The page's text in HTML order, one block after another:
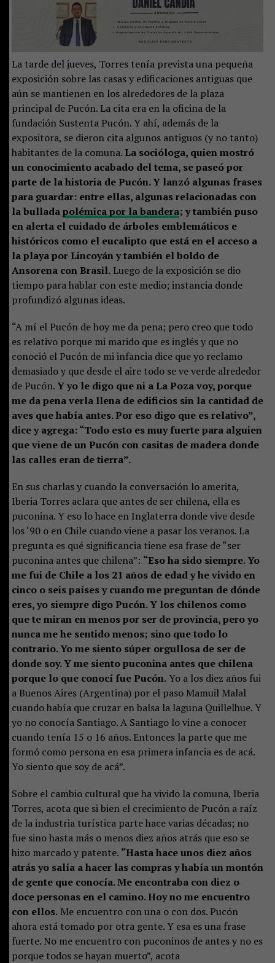
La tarde del jueves, Torres tenía prevista una pequeña
exposición sobre las casas y edificaciones antiguas que
aún se mantienen en los alrededores de la plaza
principal de Pucón. La cita era en la oficina de la
fundación Sustenta Pucón. Y ahí, además de la
expositora, se dieron cita algunos antiguos (y no tanto)
habitantes de la comuna. La socióloga, quien mostró
un conocimiento acabado del tema, se paseó por
parte de la historia de Pucón. Y lanzó algunas frases
para guardar: entre ellas, algunas relacionadas con
la bulladapolémica por la bandera; y también puso
en alerta el cuidado de árboles emblemáticos e
históricos como el eucalipto que está en el acceso a
la playa por Lincoyán y también el boldo de
Ansorena con Brasil.Luego de la exposición se dio
tiempo para hablar con este medio; instancia donde
profundizó algunas ideas.
“A mí el Pucón de hoy me da pena; pero creo que todo
es relativo porque mi marido que es inglés y que no
conoció el Pucón de mi infancia dice que yo reclamo
demasiado y que desde el aire todo se ve verde alrededor
de Pucón.Y yo le digo que ni a La Poza voy, porque
me da pena verla llena de edificios sin la cantidad de
aves que había antes. Por eso digo que es relativo”,
dice y agrega: “Todo esto es muy fuerte para alguien
que viene de un Pucón con casitas de madera donde
las calles eran de tierra”.
En sus charlas y cuando la conversación lo amerita,
Iberia Torres aclara que antes de ser chilena, ella es
puconina. Y eso lo hace en Inglaterra donde vive desde
los ‘90 o en Chile cuando viene a pasar los veranos. La
pregunta es qué significancia tiene esa frase de “ser
puconina antes que chilena”: “Eso ha sido siempre. Yo
me fui de Chile a los 21 años de edad y he vivido en
cinco o seis países y cuando me preguntan de dónde
eres, yo siempre digo Pucón. Y los chilenos como
que te miran en menos por ser de provincia, pero yo
nunca me he sentido menos; sino que todo lo
contrario. Yo me siento súper orgullosa de ser de
donde soy. Y me siento puconina antes que chilena
porque lo que conocí fue Pucón.Yo a los diez años fui
a Buenos Aires (Argentina) por el paso Mamuil Malal
cuando había que cruzar en balsa la laguna Quillelhue. Y
yo no conocía Santiago. A Santiago lo vine a conocer
cuando tenía 15 o 16 años. Entonces la parte que me
formó como persona en esa primera infancia es de acá.
Yo siento que soy de acá”.
Sobre el cambio cultural que ha vivido la comuna, Iberia
Torres, acota que si bien el crecimiento de Pucón a raíz
de la industria turística parte hace varias décadas; no
fue sino hasta más o menos diez años atrás que eso se
hizo marcado y patente. “Hasta hace unos diez años
atrás yo salía a hacer las compras y había un montón
de gente que conocía. Me encontraba con diez o
doce personas en el camino. Hoy no me encuentro
con ellos.Me encuentro con una o con dos. Pucón
ahora está tomado por otra gente. Y esa es una frase
fuerte. No me encuentro con puconinos de antes y no es
porque todos se hayan muerto”, acota